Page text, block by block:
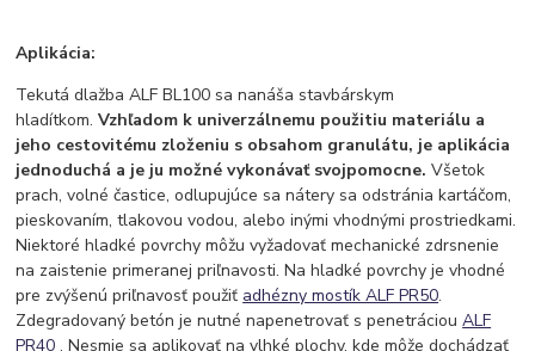
Aplikácia:
Tekutá dlažba ALF BL100 sa nanáša stavbárskym
hladítkom.Vzhľadom k univerzálnemu použitiu materiálu a
jeho cestovitému zloženiu s obsahom granulátu, je aplikácia
jednoduchá a je ju možné vykonávať svojpomocne. Všetok
prach, volné častice, odlupujúce sa nátery sa odstránia kartáčom,
pieskovaním, tlakovou vodou, alebo inými vhodnými prostriedkami.
Niektoré hladké povrchy môžu vyžadovať mechanické zdrsnenie
na zaistenie primeranej priľnavosti. Na hladké povrchy je vhodné
pre zvýšenú priľnavosť použiť adhézny mostík ALF PR50.
Zdegradovaný betón je nutné napenetrovať s penetráciouALF
PR40 . Nesmie sa aplikovať na vlhké plochy, kde môže dochádzať